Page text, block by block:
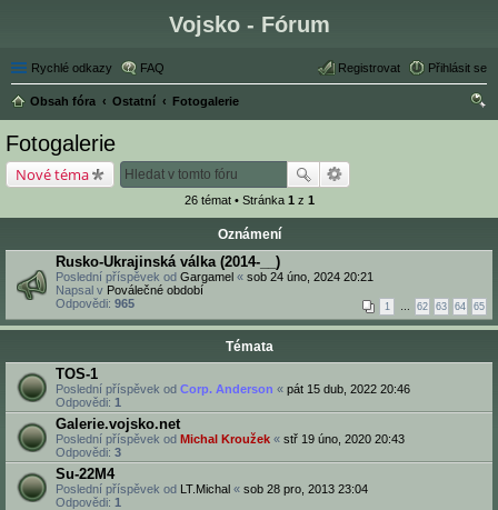
Vojsko - Fórum
Rychlé odkazy FAQ Přihlásit se
Registrovat
Obsah fóra Ostatní
Fotogalerie
Fotogalerie
Nové téma
26 témat • Stránka 1 z 1
Oznámení
Rusko-Ukrajinská válka (2014-__)
Poslední příspěvek od Gargamel « sob 24 úno, 2024 20:21
Napsal v Poválečné období
Odpovědi: 965 1 … 62 63 64 65
Témata
TOS-1
Poslední příspěvek od Corp. Anderson « pát 15 dub, 2022 20:46
Odpovědi: 1
Galerie.vojsko.net
Poslední příspěvek od Michal Kroužek « stř 19 úno, 2020 20:43
Odpovědi: 3
Su-22M4
Poslední příspěvek od LT.Michal « sob 28 pro, 2013 23:04
Odpovědi: 1